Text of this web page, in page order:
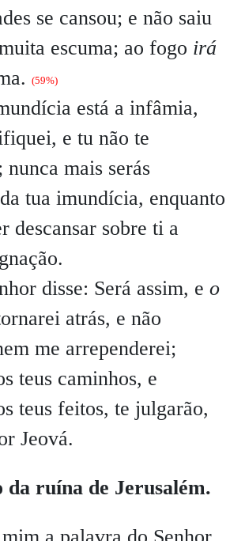
se cansou; e não saiu
escuma; ao fogo irá
(59%)
está a infâmia,
e tu não te
mais serás
tua imundícia, enquanto
descansar sobre ti a
disse: Será assim, e o
atrás, e não
me arrependerei;
teus caminhos, e
teus feitos, te julgarão,
Jeová.
da ruína de Jerusalém.